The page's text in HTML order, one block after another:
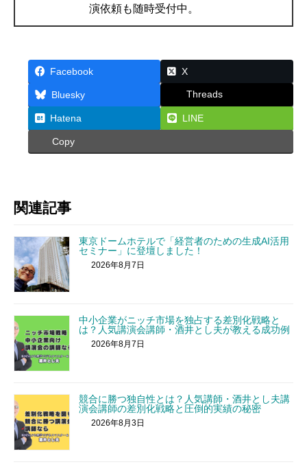
演依頼も随時受付中。
Facebook X
Bluesky Threads
Hatena LINE
Copy
関連記事
東京ドームホテルで「経営者のための生成AI活用
セミナー」に登壇しました！
2026年8月7日
中小企業がニッチ市場を独占する差別化戦略と
は？人気講演会講師・酒井とし夫が教える成功例
2026年8月7日
競合に勝つ独自性とは？人気講師・酒井とし夫講
演会講師の差別化戦略と圧倒的実績の秘密
2026年8月3日